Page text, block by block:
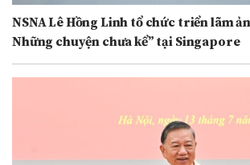
NSNA Lê Hồng Linh tổ chức triển lãm
Những chuyện chưa kể” tại Singapore